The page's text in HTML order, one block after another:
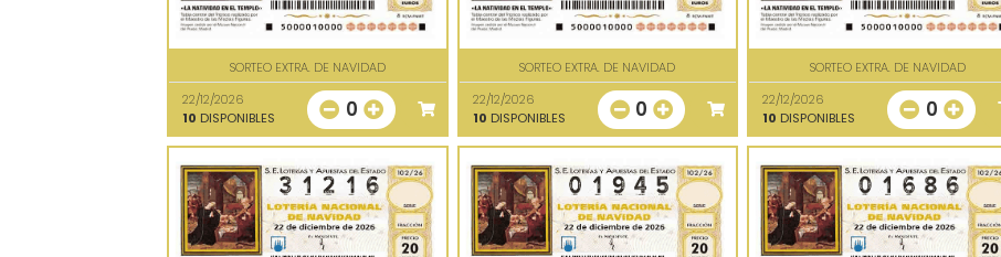
SORTEO EXTRA. DE NAVIDAD
22/12/2026
10 DISPONIBLES 0
SORTEO EXTRA. DE NAVIDAD
22/12/2026
10 DISPONIBLES 0
SORTEO EXTRA. DE NAVIDAD
22/12/2026
10 DISPONIBLES 0